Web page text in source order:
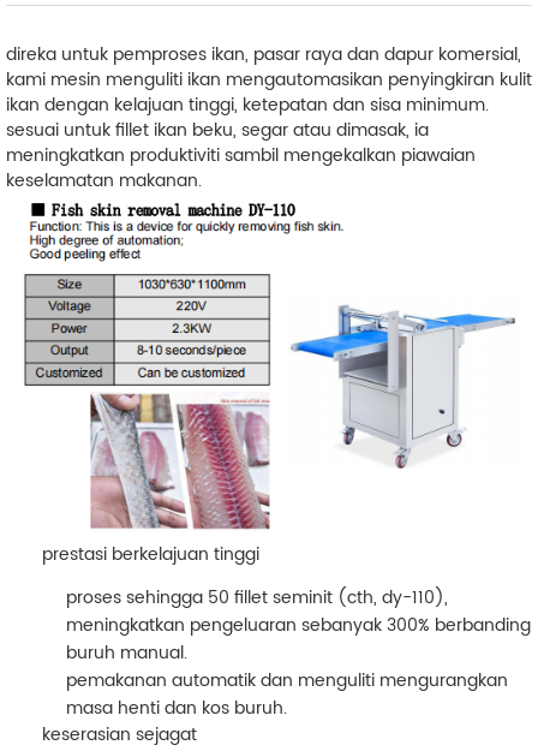
direka untuk pemproses ikan, pasar raya dan dapur komersial,
kami mesin menguliti ikan mengautomasikan penyingkiran kulit
ikan dengan kelajuan tinggi, ketepatan dan sisa minimum.
sesuai untuk fillet ikan beku, segar atau dimasak, ia
meningkatkan produktiviti sambil mengekalkan piawaian
keselamatan makanan.
prestasi berkelajuan tinggi
proses sehingga 50 fillet seminit (cth, dy-110),
meningkatkan pengeluaran sebanyak 300% berbanding
buruh manual.
pemakanan automatik dan menguliti mengurangkan
masa henti dan kos buruh.
keserasian sejagat